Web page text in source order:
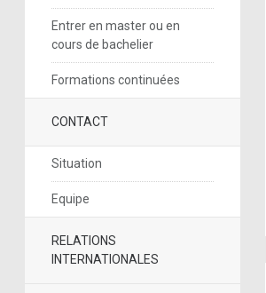
Entrer en master ou en
cours de bachelier
Formations continuées
CONTACT
Situation
Equipe
RELATIONS
INTERNATIONALES